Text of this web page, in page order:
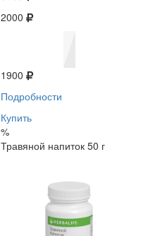
2000
1900
Подробности
Купить
%
Травяной напиток 50 г